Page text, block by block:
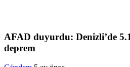
AFAD duyurdu: Denizli’de
deprem